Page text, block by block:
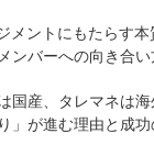
メントにもたらす
ンバーへの向き合い
国産、タレマネは
」が進む理由と成功